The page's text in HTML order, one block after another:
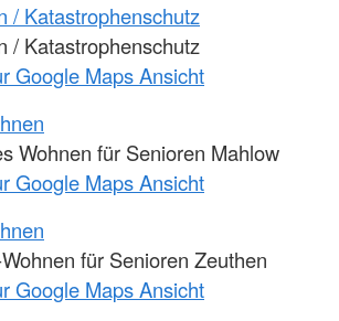
/ Katastrophenschutz
/ Katastrophenschutz
Google Maps Ansicht
Wohnen für Senioren Mahlow
Google Maps Ansicht
für Senioren Zeuthen
Google Maps Ansicht